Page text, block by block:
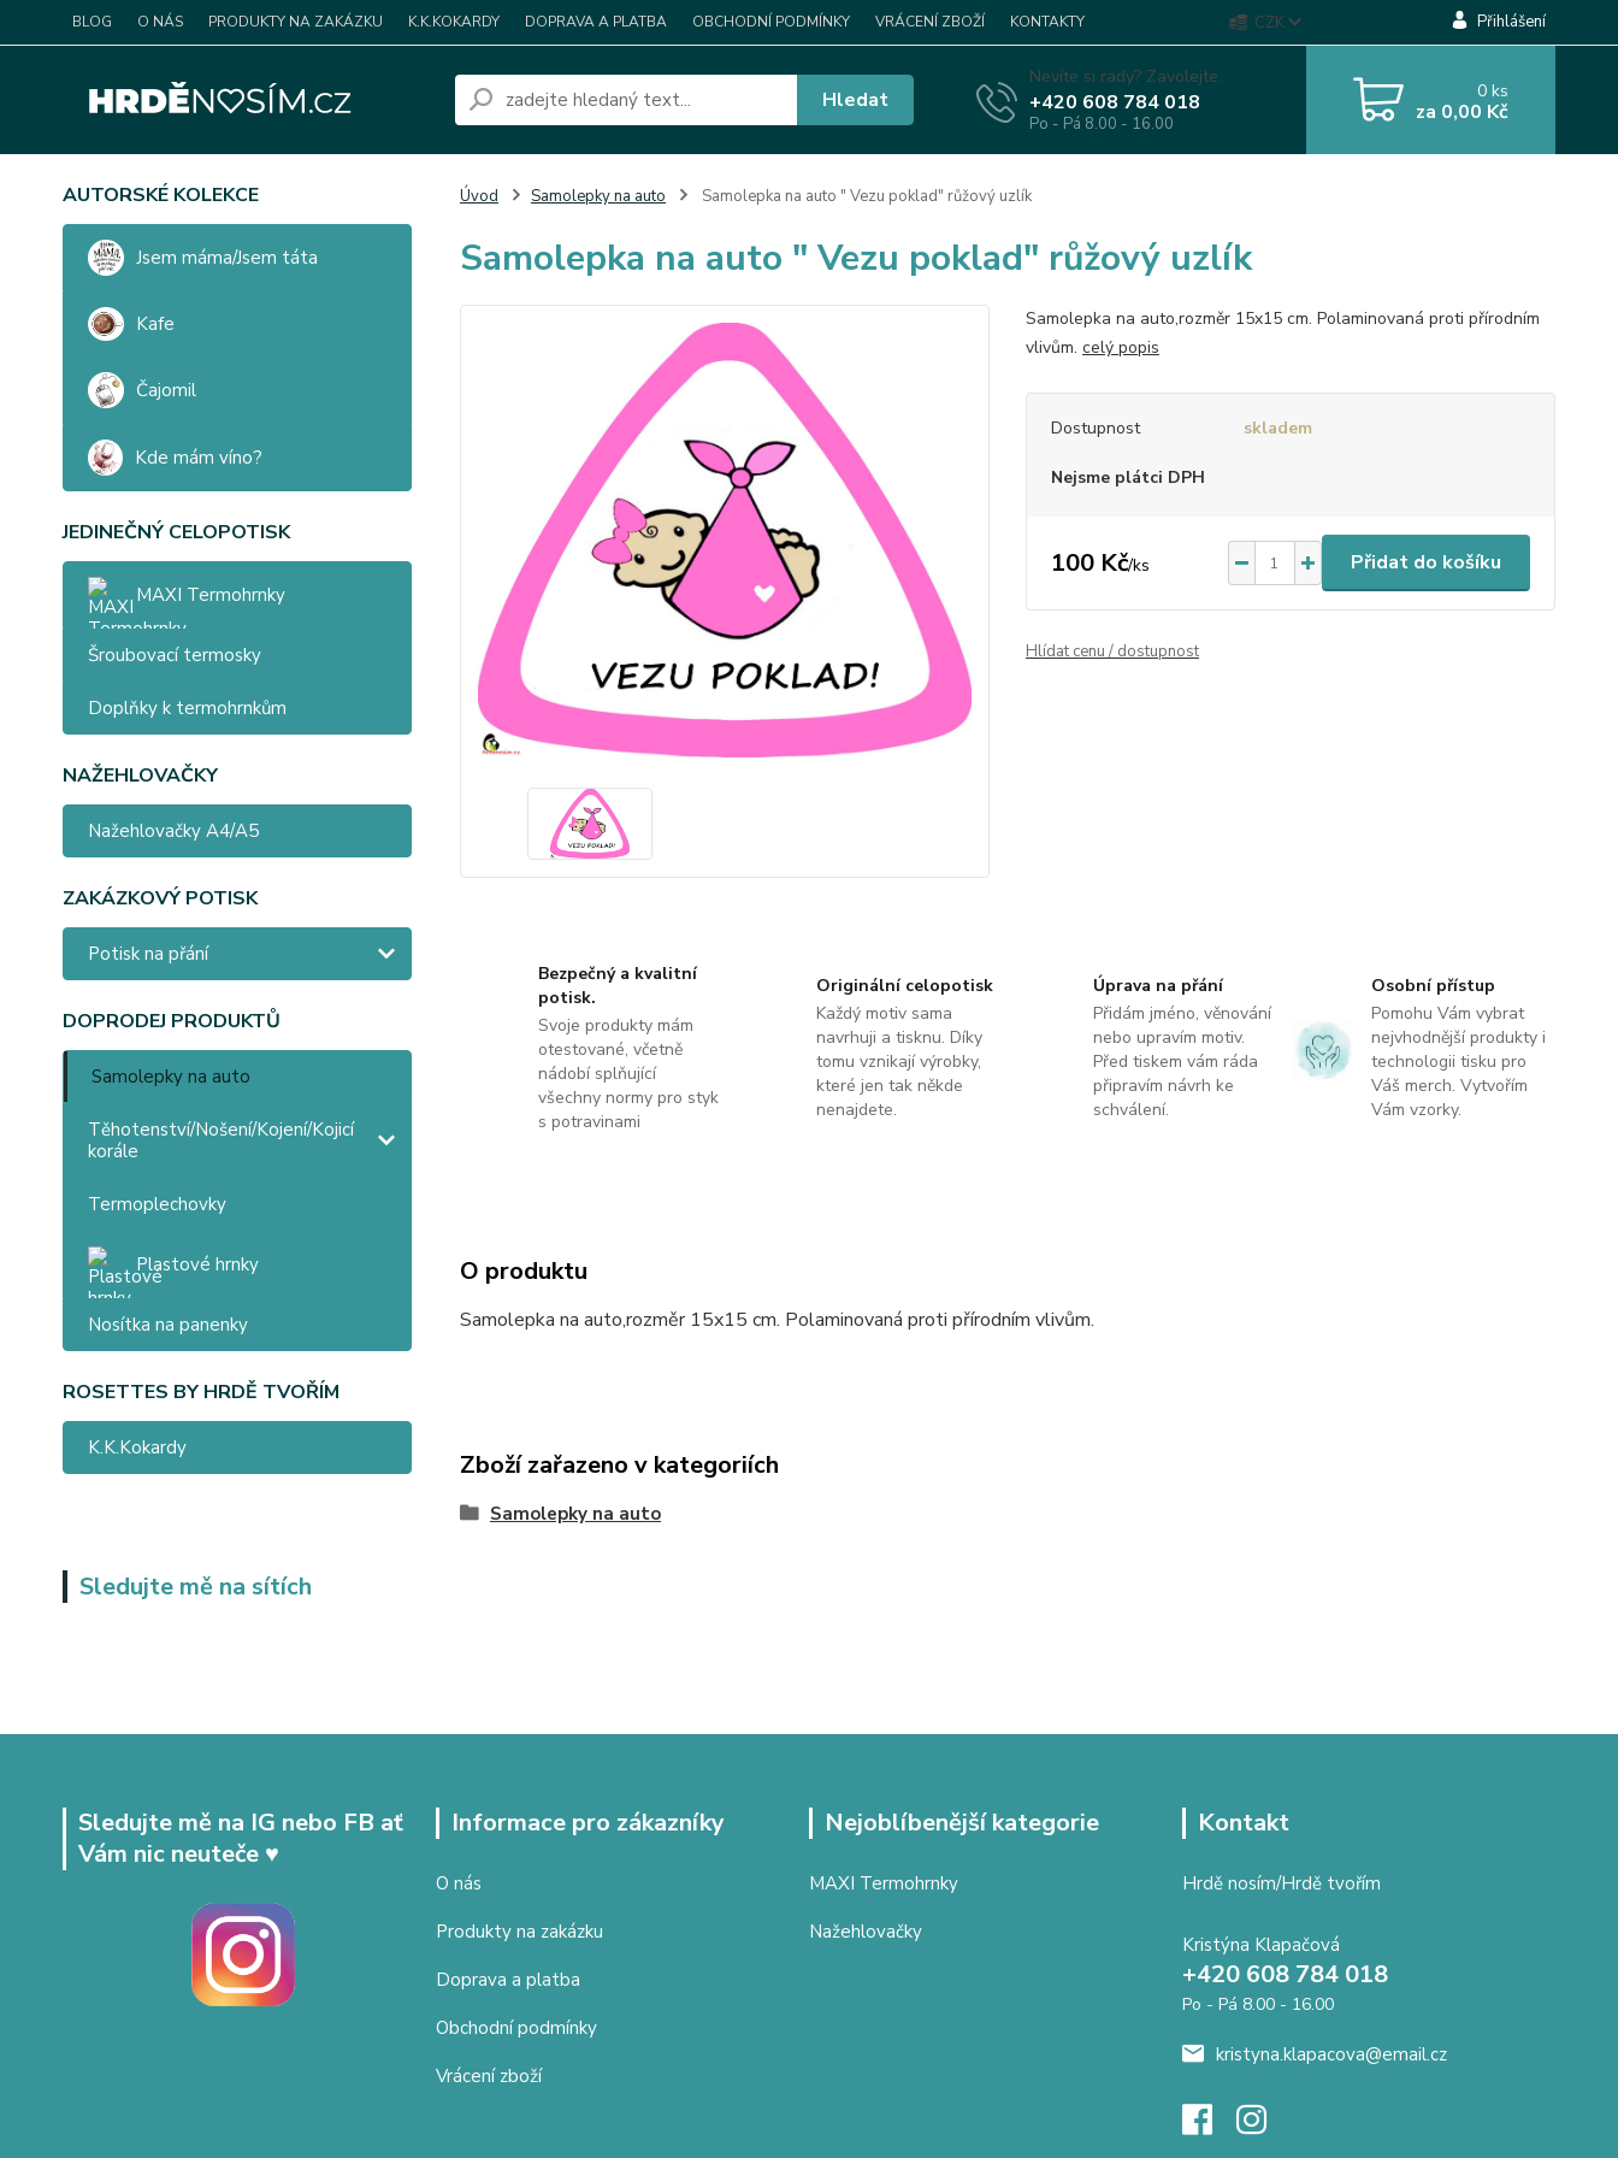
BLOG O NÁS PRODUKTY NA ZAKÁZKU K.K.KOKARDY DOPRAVA A PLATBA OBCHODNÍ PODMÍNKY VRÁCENÍ ZBOŽÍ KONTAKTY CZK Přihlášení
Hledat
Nevíte si rady? Zavolejte.
+420 608 784 018
Po - Pá 8.00 - 16.00
0ks
za 0,00 Kč
AUTORSKÉ KOLEKCE
Jsem máma/Jsem táta
Kafe
Čajomil
Kde mám víno?
JEDINEČNÝ CELOPOTISK
MAXI Termohrnky
Šroubovací termosky
Doplňky k termohrnkům
NAŽEHLOVAČKY
Nažehlovačky A4/A5
ZAKÁZKOVÝ POTISK
Potisk na přání
DOPRODEJ PRODUKTŮ
Samolepky na auto
Těhotenství/Nošení/Kojení/Kojicí
korále
Termoplechovky
Plastové hrnky
Nosítka na panenky
ROSETTES BY HRDĚ TVOŘÍM
K.K.Kokardy
Sledujte mě na sítích
Úvod Samolepky na auto Samolepka na auto " Vezu poklad" růžový uzlík
Samolepka na auto " Vezu poklad" růžový uzlík
Samolepka na auto,rozměr 15x15 cm. Polaminovaná proti přírodním
vlivům. celý popis
Dostupnost skladem
Nejsme plátci DPH
100 Kč/ks Přidat do košíku
Hlídat cenu / dostupnost
Bezpečný a kvalitní
potisk.
Svoje produkty mám
otestované, včetně
nádobí splňující
všechny normy pro styk
s potravinami
Originální celopotisk
Každý motiv sama
navrhuji a tisknu. Díky
tomu vznikají výrobky,
které jen tak někde
nenajdete.
Úprava na přání
Přidám jméno, věnování
nebo upravím motiv.
Před tiskem vám ráda
připravím návrh ke
schválení.
Osobní přístup
Pomohu Vám vybrat
nejvhodnější produkty i
technologii tisku pro
Váš merch. Vytvořím
Vám vzorky.
O produktu
Samolepka na auto,rozměr 15x15 cm. Polaminovaná proti přírodním vlivům.
Zboží zařazeno v kategoriích
Samolepky na auto
Sledujte mě na IG nebo FB ať
Vám nic neuteče ♥
Informace pro zákazníky
O nás
Produkty na zakázku
Doprava a platba
Obchodní podmínky
Vrácení zboží
Nejoblíbenější kategorie
MAXI Termohrnky
Nažehlovačky
Kontakt
Hrdě nosím/Hrdě tvořím
Kristýna Klapačová
+420 608 784 018
Po - Pá 8.00 - 16.00
kristyna.klapacova@email.cz